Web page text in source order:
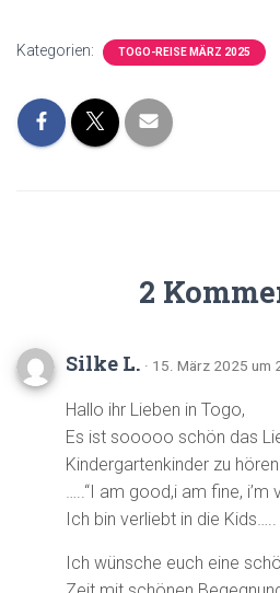
Kategorien: TOGO-REISE MÄRZ 2025
2
Silke L. · 15. März 2025 um
Hallo ihr Lieben in Togo,
Es ist sooooo schön das
Kindergartenkinder zu
…..“I am good,i am fine, i’m
Ich bin verliebt in die Kids…..
Ich wünsche euch eine